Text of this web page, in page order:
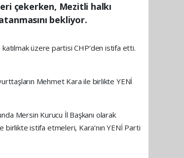
çekerken, Mezitli halkı
bekliyor.
üzere partisi CHP’den istifa etti.
Mehmet Kara ile birlikte YENİ
Mersin Kurucu İl Başkanı olarak
istifa etmeleri, Kara’nın YENİ Parti